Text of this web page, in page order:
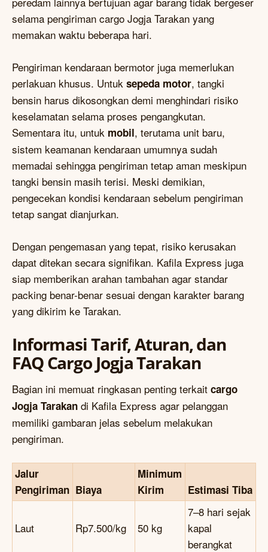
selama pengiriman cargo Jogja Tarakan yang
memakan waktu beberapa hari.
Pengiriman kendaraan bermotor juga memerlukan
perlakuan khusus. Untuk sepeda motor, tangki
bensin harus dikosongkan demi menghindari risiko
keselamatan selama proses pengangkutan.
Sementara itu, untuk mobil, terutama unit baru,
sistem keamanan kendaraan umumnya sudah
memadai sehingga pengiriman tetap aman meskipun
tangki bensin masih terisi. Meski demikian,
pengecekan kondisi kendaraan sebelum pengiriman
tetap sangat dianjurkan.
Dengan pengemasan yang tepat, risiko kerusakan
dapat ditekan secara signifikan. Kafila Express juga
siap memberikan arahan tambahan agar standar
packing benar-benar sesuai dengan karakter barang
yang dikirim ke Tarakan.
Informasi Tarif, Aturan, dan
FAQ Cargo Jogja Tarakan
Bagian ini memuat ringkasan penting terkait cargo
Jogja Tarakan di Kafila Express agar pelanggan
memiliki gambaran jelas sebelum melakukan
pengiriman.
Jalur
Pengiriman Biaya
Minimum
Kirim
Estimasi Tiba
Laut Rp7.500/kg 50 kg
7–8 hari sejak
kapal
berangkat